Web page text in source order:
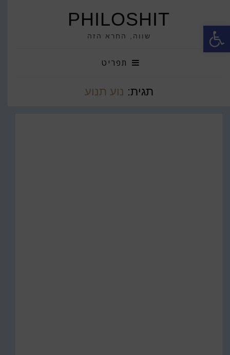
פתח סרגל נגישות PHILOSHIT
שווה, החרא הזה
תפריט
תגית: נוע תנוע